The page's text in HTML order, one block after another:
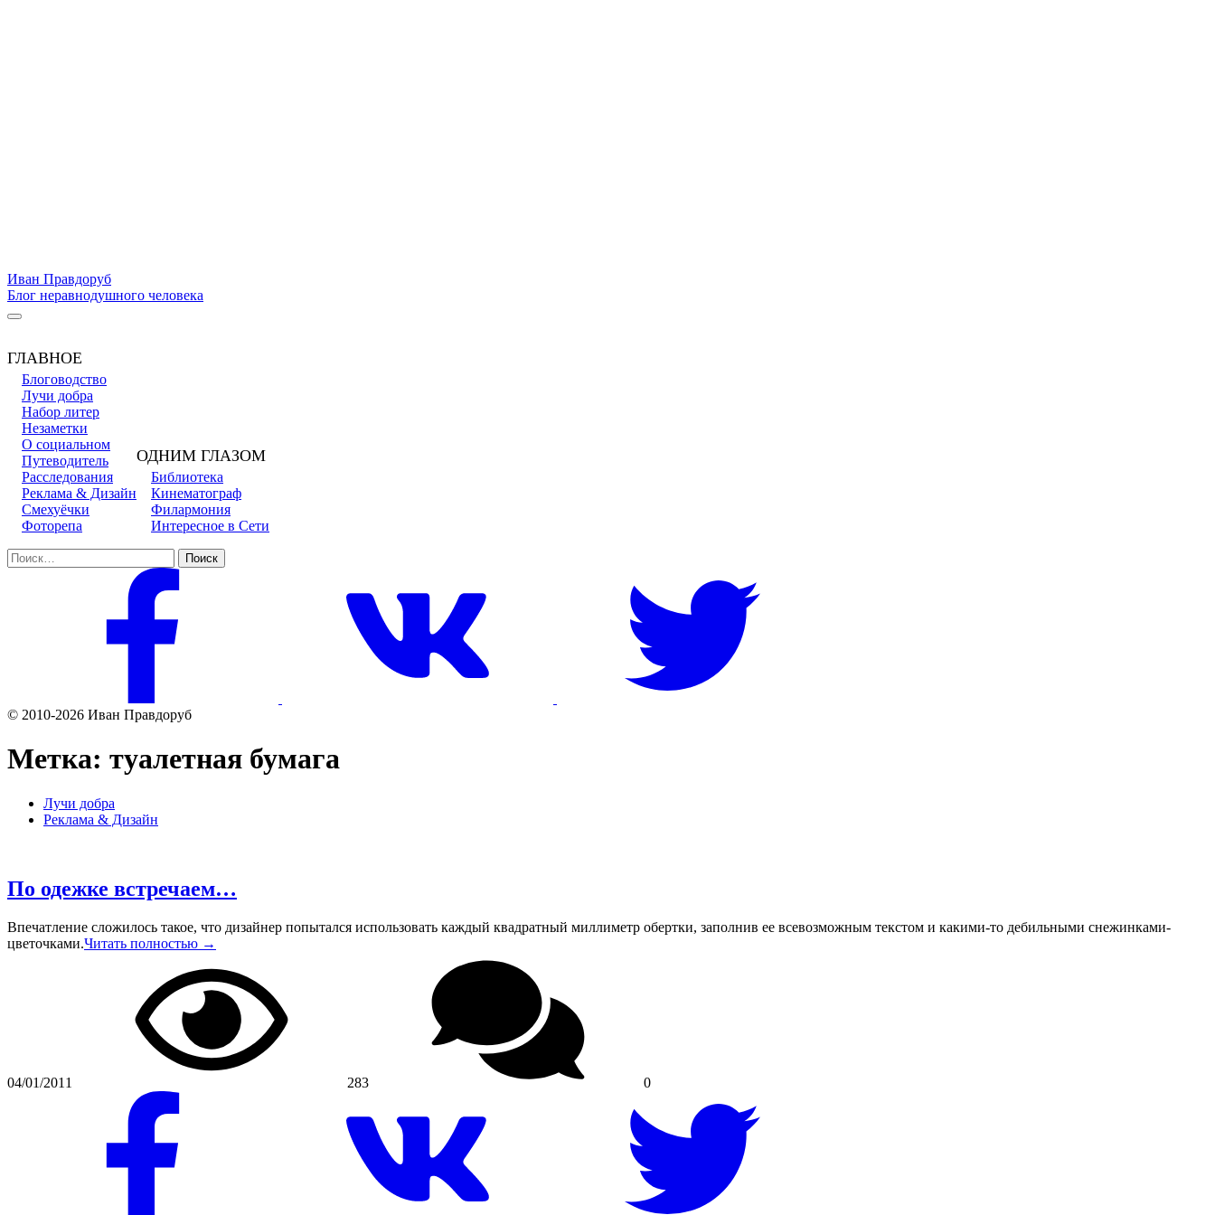
Иван Правдоруб
Блог неравнодушного человека
ГЛАВНОЕ
Блоговодство
Лучи добра
Набор литер
Незаметки
О социальном
Путеводитель
Расследования
Реклама & Дизайн
Смехуёчки
Фоторепа
ОДНИМ ГЛАЗОМ
Библиотека
Кинематограф
Филармония
Интересное в Сети
Найти:
© 2010-2026 Иван Правдоруб
Метка: туалетная бумага
Лучи добра
Реклама & Дизайн
По одежке встречаем…
Впечатление сложилось такое, что дизайнер попытался использовать каждый квадратный миллиметр обертки, заполнив ее всевозможным текстом и какими-то дебильными снежинками-
цветочками.Читать полностью →
04/01/2011 283 0